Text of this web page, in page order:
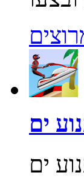
ים